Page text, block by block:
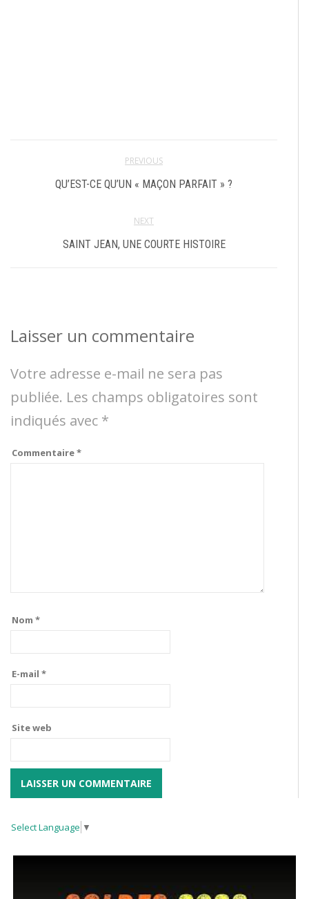
PREVIOUS
QU’EST-CE QU’UN « MAÇON PARFAIT » ?
NEXT
SAINT JEAN, UNE COURTE HISTOIRE
Laisser un commentaire
Votre adresse e-mail ne sera pas
publiée. Les champs obligatoires sont
indiqués avec *
Commentaire*
Nom *
E-mail *
Site web
Select Language ▼